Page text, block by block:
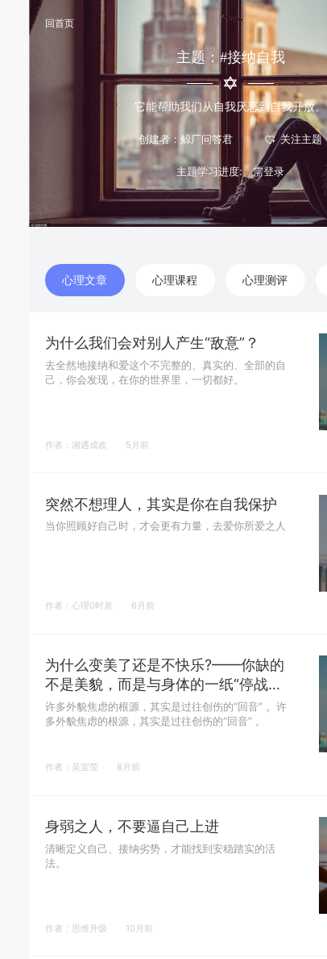
回首页
主题：#接纳自我
它能帮助我们从自我厌恶到自我开放。
创建者：鲸厂问答君
主题学习进度:
心理文章 心理课程 心理测评
为什么我们会对别人产生“敌意”？
去全然地接纳和爱这个不完整的、真实的、全部的自
己，你会发现，在你的世界里，一切都好。
作者：湘遇成欢 5月前
突然不想理人，其实是你在自我保护
当你照顾好自己时，才会更有力量，去爱你所爱之人
作者：心理0时差 6月前
为什么变美了还是不快乐?——你缺的
不是美貌，而是与身体的一纸“停战协
议"
许多外貌焦虑的根源，其实是过往创伤的“回音” 。许
多外貌焦虑的根源，其实是过往创伤的“回音” 。
作者：吴宣莹 8月前
身弱之人，不要逼自己上进
清晰定义自己、接纳劣势，才能找到安稳踏实的活
法。
作者：思维升级 10月前